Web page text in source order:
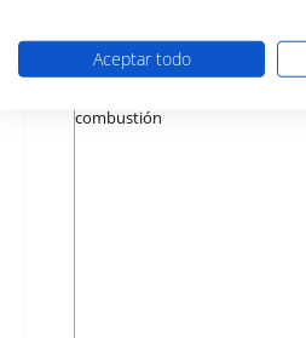
Aceptar todo